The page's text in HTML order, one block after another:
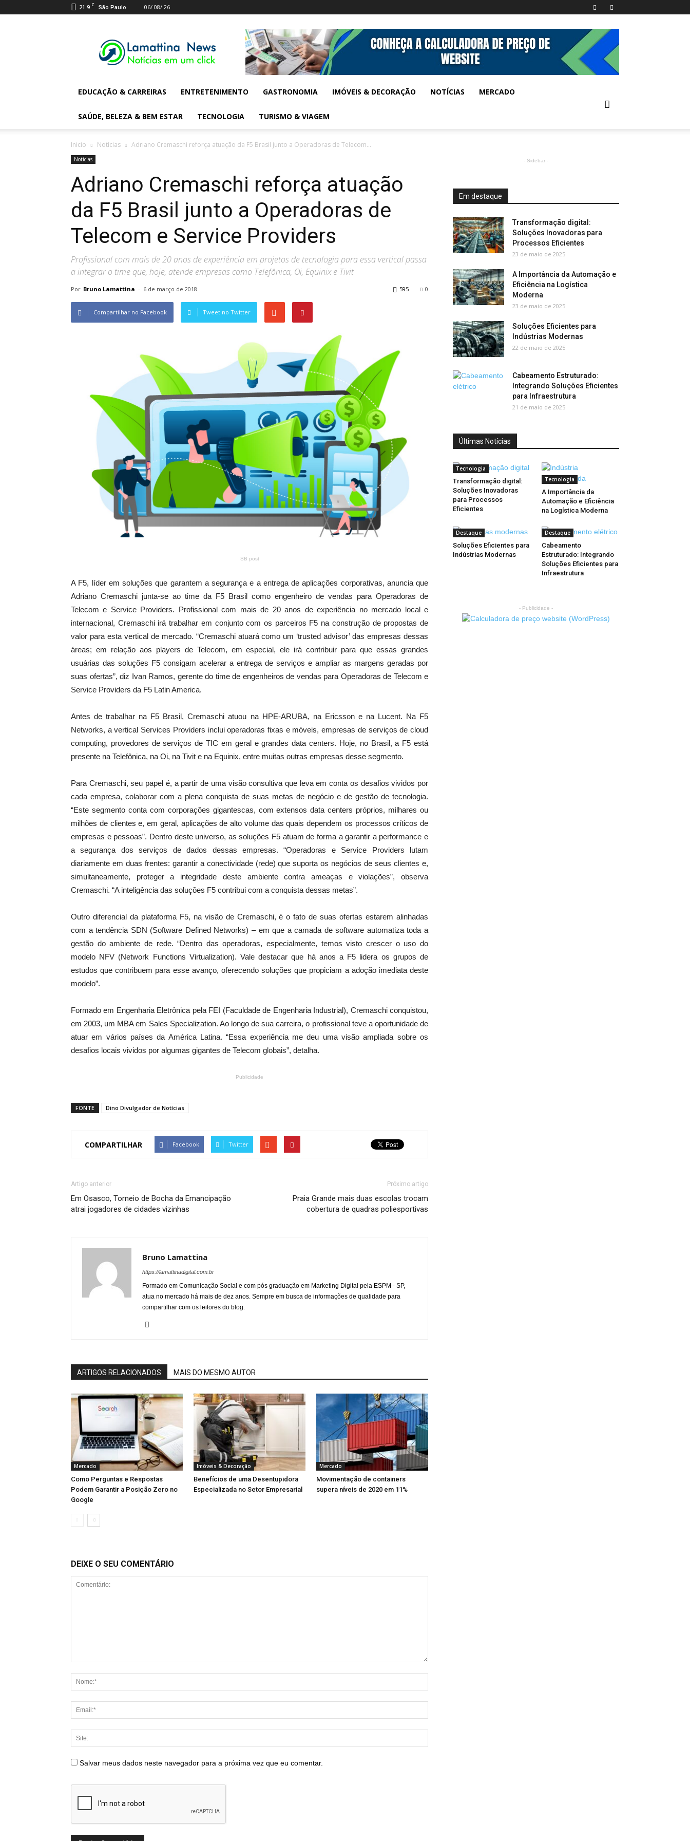
21.9 C São Paulo 06/ 08/ 26
Digital
News
EDUCAÇÃO & CARREIRAS ENTRETENIMENTO GASTRONOMIA IMÓVEIS & DECORAÇÃO NOTÍCIAS MERCADO
SAÚDE, BELEZA & BEM ESTAR TECNOLOGIA TURISMO & VIAGEM
Inicio Notícias Adriano Cremaschi reforça atuação da F5 Brasil junto a Operadoras de Telecom...
Notícias
Adriano Cremaschi reforça atuação
da F5 Brasil junto a Operadoras de
Telecom e Service Providers
Profissional com mais de 20 anos de experiência em projetos de tecnologia para essa vertical passa
a integrar o time que, hoje, atende empresas como Telefônica, Oi, Equinix e Tivit
Por Bruno Lamattina - 6 de março de 2018 0
595
Compartilhar no Facebook Tweet no Twitter
SB post
A F5, líder em soluções que garantem a segurança e a entrega de aplicações corporativas, anuncia que
Adriano Cremaschi junta-se ao time da F5 Brasil como engenheiro de vendas para Operadoras de
Telecom e Service Providers. Profissional com mais de 20 anos de experiência no mercado local e
internacional, Cremaschi irá trabalhar em conjunto com os parceiros F5 na construção de propostas de
valor para esta vertical de mercado. “Cremaschi atuará como um ‘trusted advisor’ das empresas dessas
áreas; em relação aos players de Telecom, em especial, ele irá contribuir para que essas grandes
usuárias das soluções F5 consigam acelerar a entrega de serviços e ampliar as margens geradas por
suas ofertas”, diz Ivan Ramos, gerente do time de engenheiros de vendas para Operadoras de Telecom e
Service Providers da F5 Latin America.
Antes de trabalhar na F5 Brasil, Cremaschi atuou na HPE-ARUBA, na Ericsson e na Lucent. Na F5
Networks, a vertical Services Providers inclui operadoras fixas e móveis, empresas de serviços de cloud
computing, provedores de serviços de TIC em geral e grandes data centers. Hoje, no Brasil, a F5 está
presente na Telefônica, na Oi, na Tivit e na Equinix, entre muitas outras empresas desse segmento.
Para Cremaschi, seu papel é, a partir de uma visão consultiva que leva em conta os desafios vividos por
cada empresa, colaborar com a plena conquista de suas metas de negócio e de gestão de tecnologia.
“Este segmento conta com corporações gigantescas, com extensos data centers próprios, milhares ou
milhões de clientes e, em geral, aplicações de alto volume das quais dependem os processos críticos de
empresas e pessoas”. Dentro deste universo, as soluções F5 atuam de forma a garantir a performance e
a segurança dos serviços de dados dessas empresas. “Operadoras e Service Providers lutam
diariamente em duas frentes: garantir a conectividade (rede) que suporta os negócios de seus clientes e,
simultaneamente, proteger a integridade deste ambiente contra ameaças e violações”, observa
Cremaschi. “A inteligência das soluções F5 contribui com a conquista dessas metas”.
Outro diferencial da plataforma F5, na visão de Cremaschi, é o fato de suas ofertas estarem alinhadas
com a tendência SDN (Software Defined Networks) – em que a camada de software automatiza toda a
gestão do ambiente de rede. “Dentro das operadoras, especialmente, temos visto crescer o uso do
modelo NFV (Network Functions Virtualization). Vale destacar que há anos a F5 lidera os grupos de
estudos que contribuem para esse avanço, oferecendo soluções que propiciam a adoção imediata deste
modelo”.
Formado em Engenharia Eletrônica pela FEI (Faculdade de Engenharia Industrial), Cremaschi conquistou,
em 2003, um MBA em Sales Specialization. Ao longo de sua carreira, o profissional teve a oportunidade de
atuar em vários países da América Latina. “Essa experiência me deu uma visão ampliada sobre os
desafios locais vividos por algumas gigantes de Telecom globais”, detalha.
Publicidade
FONTE Dino Divulgador de Notícias
COMPARTILHAR Facebook Twitter
Artigo anterior
Em Osasco, Torneio de Bocha da Emancipação
atrai jogadores de cidades vizinhas
Próximo artigo
Praia Grande mais duas escolas trocam
cobertura de quadras poliesportivas
Bruno Lamattina
https://lamattinadigital.com.br
Formado em Comunicação Social e com pós graduação em Marketing Digital pela ESPM - SP,
atua no mercado há mais de dez anos. Sempre em busca de informações de qualidade para
compartilhar com os leitores do blog.
ARTIGOS RELACIONADOS MAIS DO MESMO AUTOR
Mercado
Como Perguntas e Respostas
Podem Garantir a Posição Zero no
Google
Imóveis & Decoração
Benefícios de uma Desentupidora
Especializada no Setor Empresarial
Mercado
Movimentação de containers
supera níveis de 2020 em 11%
DEIXE O SEU COMENTÁRIO
Salvar meus dados neste navegador para a próxima vez que eu comentar.
- Sidebar -
Em destaque
Transformação digital:
Soluções Inovadoras para
Processos Eficientes
23 de maio de 2025
A Importância da Automação e
Eficiência na Logística
Moderna
23 de maio de 2025
Soluções Eficientes para
Indústrias Modernas
22 de maio de 2025
Cabeamento Estruturado:
Integrando Soluções Eficientes
para Infraestrutura
21 de maio de 2025
Últimas Notícias
Tecnologia
Transformação digital:
Soluções Inovadoras
para Processos
Eficientes
Tecnologia
A Importância da
Automação e Eficiência
na Logística Moderna
Destaque
Soluções Eficientes para
Indústrias Modernas
Destaque
Cabeamento
Estruturado: Integrando
Soluções Eficientes para
Infraestrutura
- Publicidade -